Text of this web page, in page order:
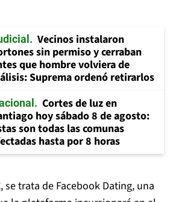
Vecinos instalaron
sin permiso y cerraban
que hombre volviera de
Suprema ordenó retirarlos
Cortes de luz en
hoy sábado 8 de agosto:
son todas las comunas
hasta por 8 horas
, se trata de Facebook Dating, una